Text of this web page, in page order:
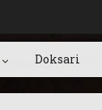
Doksari